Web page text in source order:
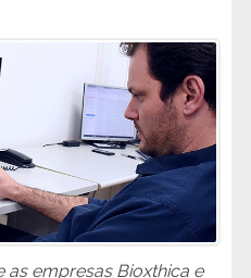
empresas Bioxthica e